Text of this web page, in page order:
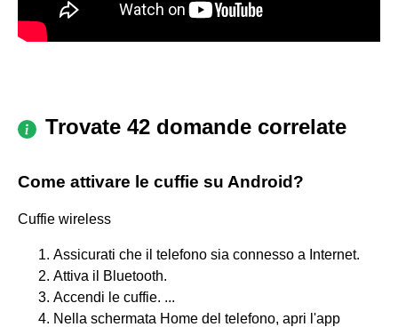
Trovate 42 domande correlate
Come attivare le cuffie su Android?
Cuffie wireless
Assicurati che il telefono sia connesso a Internet.
Attiva il Bluetooth.
Accendi le cuffie. ...
Nella schermata Home del telefono, apri l'app